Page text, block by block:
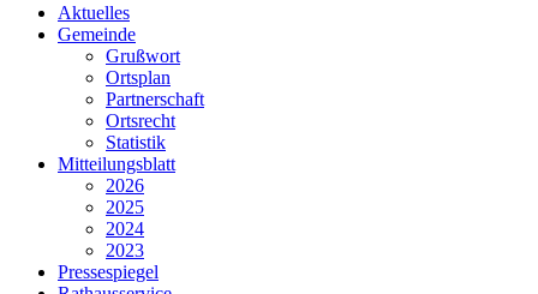
Aktuelles
Gemeinde
Grußwort
Ortsplan
Partnerschaft
Ortsrecht
Statistik
Mitteilungsblatt
2026
2025
2024
2023
Pressespiegel